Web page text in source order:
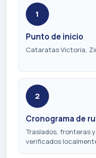
1
Punto de inicio
Cataratas Victoria,
2
Cronograma de
Traslados, fronteras
verificados